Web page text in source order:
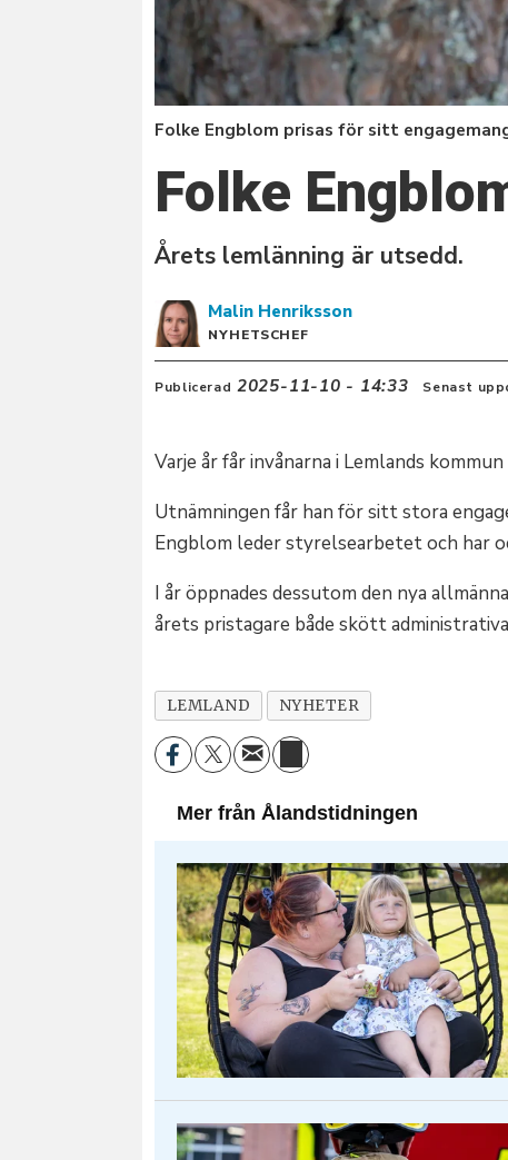
Folke Engblom prisas för sitt
Folke
Årets lemlänning är utsedd.
Malin Henriksson
NYHETSCHEF
Publicerad 2025-11-10 - 14:33 Senast
Varje år får invånarna i Lemlands
Utnämningen får han för sitt stora
Engblom leder styrelsearbetet och har
I år öppnades dessutom den nya
årets pristagare både skött
LEMLAND NYHETER